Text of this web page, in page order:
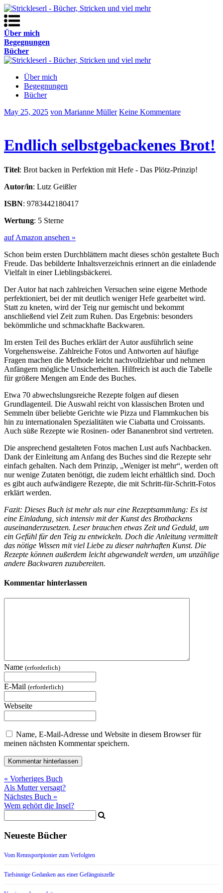
Über mich
Begegnungen
Bücher
Über mich
Begegnungen
Bücher
May 25, 2025 von Marianne Müller Keine Kommentare
Endlich selbstgebackenes Brot!
Titel: Brot backen in Perfektion mit Hefe - Das Plötz-Prinzip!
Autor/in: Lutz Geißler
ISBN: 9783442180417
Wertung: 5 Sterne
auf Amazon ansehen »
Schon beim ersten Durchblättern macht dieses schön gestaltete Buch
Freude. Das bebilderte Inhaltsverzeichnis erinnert an die einladende
Vielfalt in einer Lieblingsbäckerei.
Der Autor hat nach zahlreichen Versuchen seine eigene Methode
perfektioniert, bei der mit deutlich weniger Hefe gearbeitet wird.
Statt zu kneten, wird der Teig nur gemischt und bekommt
anschließend viel Zeit zum Ruhen. Das Ergebnis: besonders
bekömmliche und schmackhafte Backwaren.
Im ersten Teil des Buches erklärt der Autor ausführlich seine
Vorgehensweise. Zahlreiche Fotos und Antworten auf häufige
Fragen machen die Methode leicht nachvollziehbar und nehmen
Anfängern mögliche Unsicherheiten. Hilfreich ist auch die Tabelle
für größere Mengen am Ende des Buches.
Etwa 70 abwechslungsreiche Rezepte folgen auf diesen
Grundlagenteil. Die Auswahl reicht von klassischen Broten und
Semmeln über beliebte Gerichte wie Pizza und Flammkuchen bis
hin zu internationalen Spezialitäten wie Ciabatta und Croissants.
Auch süße Rezepte wie Rosinen- oder Bananenbrot sind vertreten.
Die ansprechend gestalteten Fotos machen Lust aufs Nachbacken.
Dank der Einleitung am Anfang des Buches sind die Rezepte sehr
einfach gehalten. Nach dem Prinzip, „Weniger ist mehr“, werden oft
nur wenige Zutaten benötigt, die zudem leicht erhältlich sind. Doch
es gibt auch aufwändigere Rezepte, die mit Schritt-für-Schritt-Fotos
erklärt werden.
Fazit: Dieses Buch ist mehr als nur eine Rezeptsammlung: Es ist
eine Einladung, sich intensiv mit der Kunst des Brotbackens
auseinanderzusetzen. Leser brauchen etwas Zeit und Geduld, um
ein Gefühl für den Teig zu entwickeln. Doch die Anleitung vermittelt
das nötige Wissen mit viel Liebe zu dieser nahrhaften Kunst. Die
Rezepte können außerdem leicht abgewandelt werden, um unzählige
andere Backwaren zuzubereiten.
Kommentar hinterlassen
Name (erforderlich)
E-Mail (erforderlich)
Webseite
Name, E-Mail-Adresse und Website in diesem Browser für
meinen nächsten Kommentar speichern.
« Vorheriges Buch
Als Mutter versagt?
Nächstes Buch »
Wem gehört die Insel?
Neueste Bücher
Vom Rennsportpionier zum Verfolgten
Tiefsinnige Gedanken aus einer Gefängniszelle